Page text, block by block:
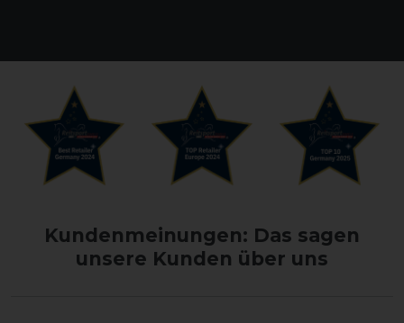
Kundenmeinungen: Das sagen
unsere Kunden über uns